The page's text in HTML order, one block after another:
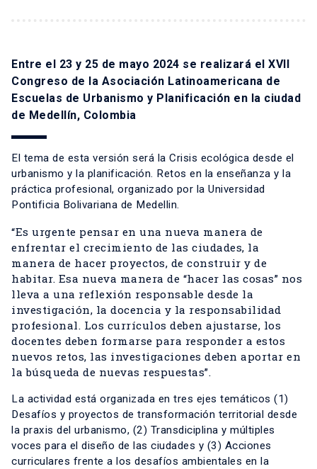
Entre el 23 y 25 de mayo 2024 se realizará el XVII
Congreso de la Asociación Latinoamericana de
Escuelas de Urbanismo y Planificación en la ciudad
de Medellín, Colombia
El tema de esta versión será la Crisis ecológica desde el
urbanismo y la planificación. Retos en la enseñanza y la
práctica profesional, organizado por la Universidad
Pontificia Bolivariana de Medellin.
“Es urgente pensar en una nueva manera de
enfrentar el crecimiento de las ciudades, la
manera de hacer proyectos, de construir y de
habitar. Esa nueva manera de “hacer las cosas” nos
lleva a una reflexión responsable desde la
investigación, la docencia y la responsabilidad
profesional. Los currículos deben ajustarse, los
docentes deben formarse para responder a estos
nuevos retos, las investigaciones deben aportar en
la búsqueda de nuevas respuestas”.
La actividad está organizada en tres ejes temáticos (1)
Desafíos y proyectos de transformación territorial desde
la praxis del urbanismo, (2) Transdiciplina y múltiples
voces para el diseño de las ciudades y (3) Acciones
curriculares frente a los desafíos ambientales en la